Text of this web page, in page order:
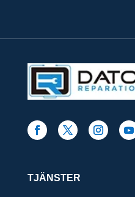
TJÄNSTER